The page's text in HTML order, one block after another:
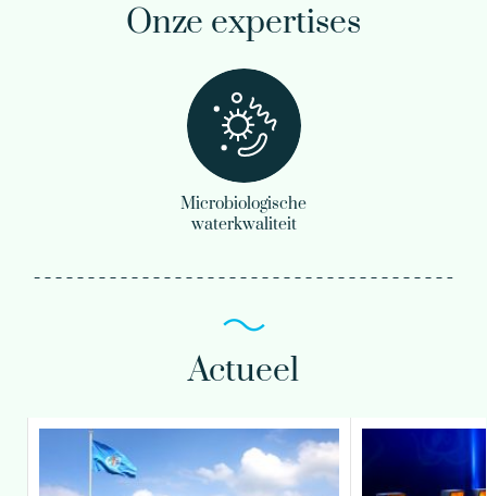
Onze expertises
Microbiologische
waterkwaliteit
Actueel